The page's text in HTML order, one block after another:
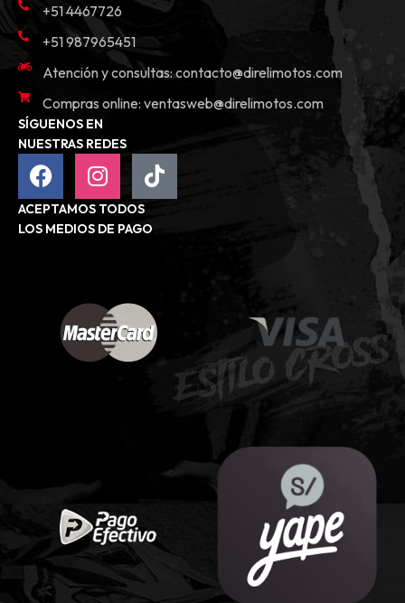
+51 4467726
+51 987965451
Atención y consultas:contacto@direlimotos.com
Compras online: ventasweb@direlimotos.com
SÍGUENOS EN
NUESTRAS REDES
ACEPTAMOS TODOS
LOS MEDIOS DE PAGO